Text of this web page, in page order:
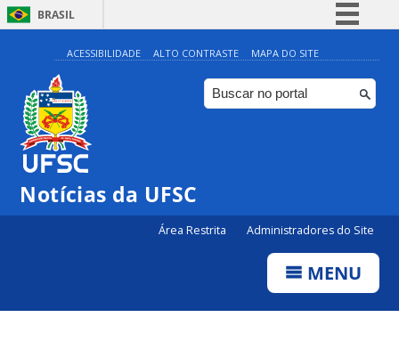
BRASIL
Simplifique!
Comunica BR
Participe
ACESSIBILIDADE ALTO CONTRASTE MAPA DO SITE
Notícias da UFSC
Área Restrita Administradores do Site
MENU